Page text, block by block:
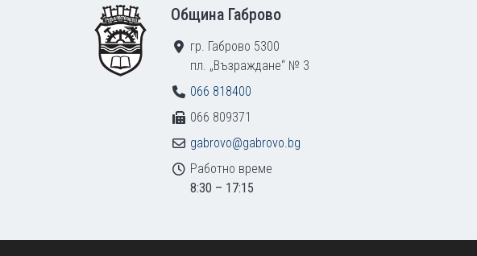
Община Габрово
гр. Габрово 5300
пл. „Възраждане“ № 3
066 818400
066 809371
gabrovo@gabrovo.bg
Работно време
8:30 – 17:15